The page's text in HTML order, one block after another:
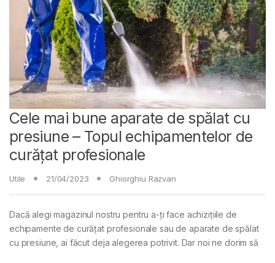
Cele mai bune aparate de spălat cu
presiune – Topul echipamentelor de
curățat profesionale
Utile 21/04/2023 Ghiorghiu Razvan
Dacă alegi magazinul nostru pentru a-ți face achizițiile de
echipamente de curățat profesionale sau de aparate de spălat
cu presiune, ai făcut deja alegerea potrivit. Dar noi ne dorim să